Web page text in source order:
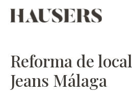
Reforma de
Jeans Málaga